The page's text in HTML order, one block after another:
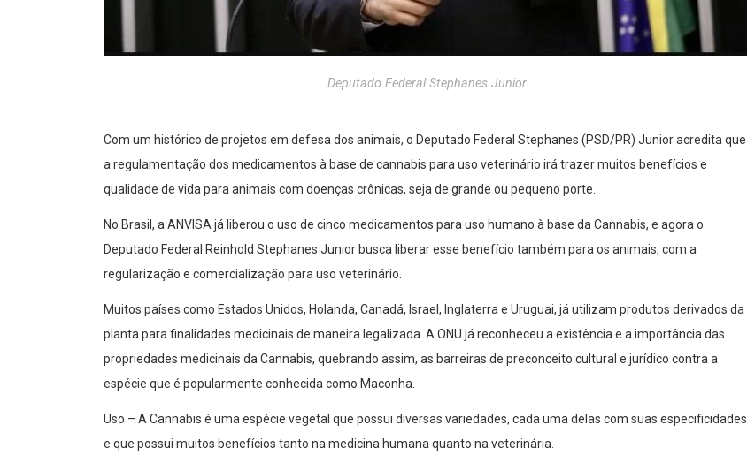
Deputado Federal Stephanes Junior
Com um histórico de projetos em defesa dos animais, o Deputado Federal Stephanes (PSD/PR) Junior acredita que
a regulamentação dos medicamentos à base de cannabis para uso veterinário irá trazer muitos benefícios e
qualidade de vida para animais com doenças crônicas, seja de grande ou pequeno porte.
No Brasil, a ANVISA já liberou o uso de cinco medicamentos para uso humano à base da Cannabis, e agora o
Deputado Federal Reinhold Stephanes Junior busca liberar esse benefício também para os animais, com a
regularização e comercialização para uso veterinário.
Muitos países como Estados Unidos, Holanda, Canadá, Israel, Inglaterra e Uruguai, já utilizam produtos derivados da
planta para finalidades medicinais de maneira legalizada. A ONU já reconheceu a existência e a importância das
propriedades medicinais da Cannabis, quebrando assim, as barreiras de preconceito cultural e jurídico contra a
espécie que é popularmente conhecida como Maconha.
Uso – A Cannabis é uma espécie vegetal que possui diversas variedades, cada uma delas com suas especificidades
e que possui muitos benefícios tanto na medicina humana quanto na veterinária.